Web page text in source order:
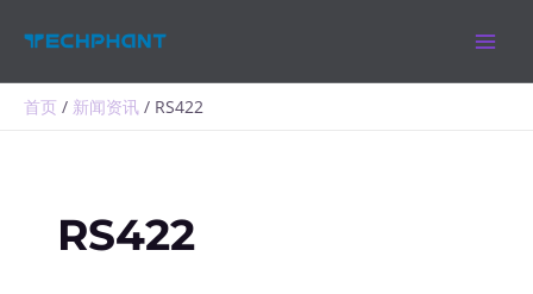
首页 新闻资讯 RS422
RS422